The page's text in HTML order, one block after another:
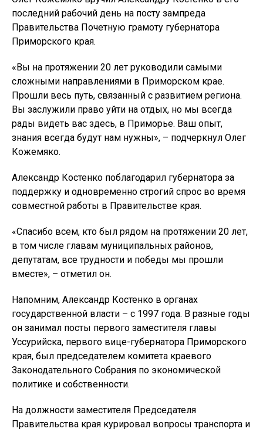
последний рабочий день на посту зампреда
Правительства Почетную грамоту губернатора
Приморского края.
«Вы на протяжении 20 лет руководили самыми
сложными направлениями в Приморском крае.
Прошли весь путь, связанный с развитием региона.
Вы заслужили право уйти на отдых, но мы всегда
рады видеть вас здесь, в Приморье. Ваш опыт,
знания всегда будут нам нужны», – подчеркнул Олег
Кожемяко.
Александр Костенко поблагодарил губернатора за
поддержку и одновременно строгий спрос во время
совместной работы в Правительстве края.
«Спасибо всем, кто был рядом на протяжении 20 лет,
в том числе главам муниципальных районов,
депутатам, все трудности и победы мы прошли
вместе», – отметил он.
Напомним, Александр Костенко в органах
государственной власти – с 1997 года. В разные годы
он занимал посты первого заместителя главы
Уссурийска, первого вице-губернатора Приморского
края, был председателем комитета краевого
Законодательного Собрания по экономической
политике и собственности.
На должности заместителя Председателя
Правительства края курировал вопросы транспорта и